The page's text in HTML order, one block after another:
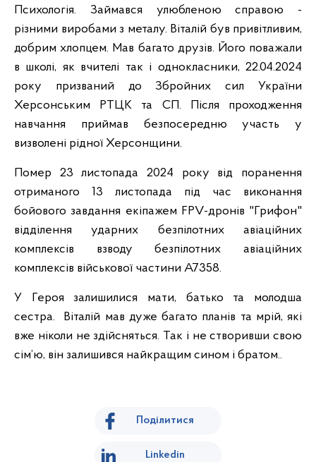
Психологія. Займався улюбленою справою -
різними виробами з металу. Віталій був привітливим,
добрим хлопцем. Мав багато друзів. Його поважали
в школі, як вчителі так і однокласники, 22.04.2024
року призваний до Збройних сил України
Херсонським РТЦК та СП. Після проходження
навчання приймав безпосередню участь у
визволені рідної Херсонщини.
Помер 23 листопада 2024 року від поранення
отриманого 13 листопада під час виконання
бойового завдання екіпажем FPV-дронів "Грифон"
відділення ударних безпілотних авіаційних
комплексів взводу безпілотних авіаційних
комплексів військової частини А7358.
У Героя залишилися мати, батько та молодша
сестра. Віталій мав дуже багато планів та мрій, які
вже ніколи не здійсняться. Так і не створивши свою
сім’ю, він залишився найкращим сином і братом..
Поділитися
Linkedin